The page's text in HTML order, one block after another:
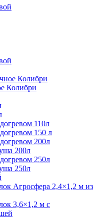
Колибри
Колибри
110л
150 л
200л
200л
250л
250л
Агросфера 2,4×1,2 м из
3,6×1,2 м с